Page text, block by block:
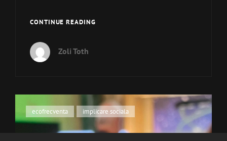
CONTINUE READINGMEET
Zoli Toth
Cat
Links
ecofrecventa , implicare sociala